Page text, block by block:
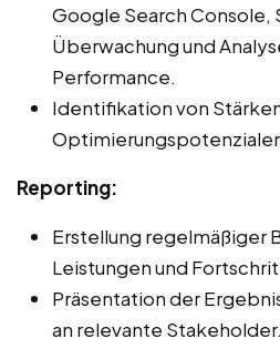
Google Search Console,
Überwachung und
Performance.
Identifikation von
Reporting:
Erstellung regelmäßiger
Leistungen und
Präsentation der
an relevante Stakeholder.